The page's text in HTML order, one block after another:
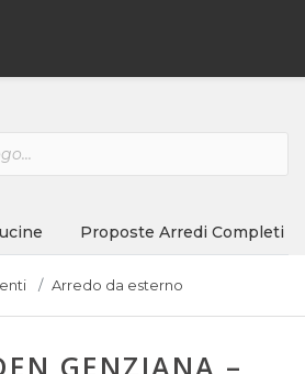
Proposte Arredi Completi
Arredo da esterno
GENZIANA –